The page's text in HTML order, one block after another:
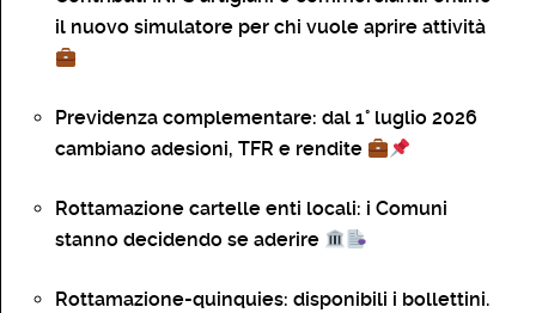
il nuovo simulatore per chi vuole aprire attività
Previdenza complementare: dal 1° luglio 2026
cambiano adesioni, TFR e rendite
Rottamazione cartelle enti locali: i Comuni
stanno decidendo se aderire
Rottamazione-quinquies: disponibili i bollettini.